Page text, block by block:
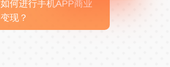
如何进行手机APP商业
变现？